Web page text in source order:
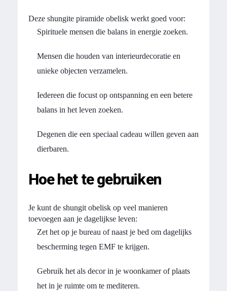
Deze shungite piramide obelisk werkt goed voor:
Spirituele mensen die balans in energie zoeken.
Mensen die houden van interieurdecoratie en
unieke objecten verzamelen.
Iedereen die focust op ontspanning en een betere
balans in het leven zoeken.
Degenen die een speciaal cadeau willen geven aan
dierbaren.
Hoe het te gebruiken
Je kunt de shungit obelisk op veel manieren
toevoegen aan je dagelijkse leven:
Zet het op je bureau of naast je bed om dagelijks
bescherming tegen EMF te krijgen.
Gebruik het als decor in je woonkamer of plaats
het in je ruimte om te mediteren.